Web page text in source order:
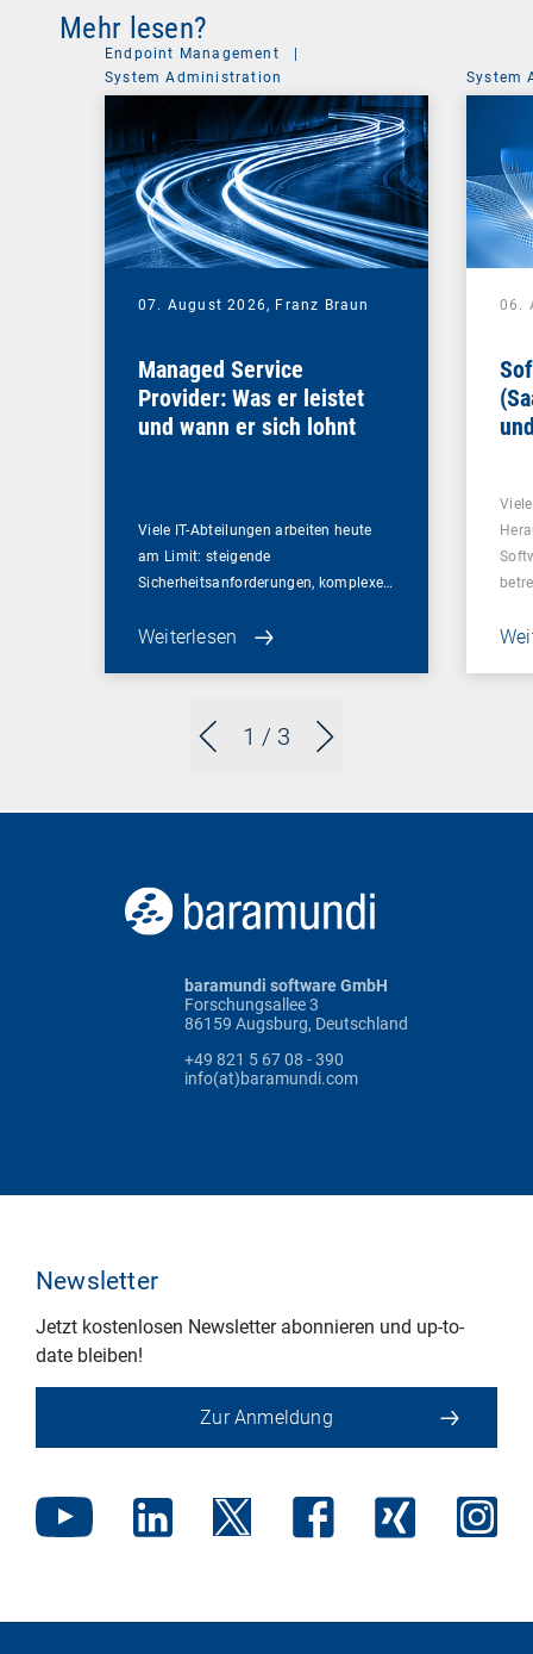
Mehr lesen?
1 / 3
Endpoint Management
System Administration
07. August 2026, Franz Braun
Managed Service
Provider: Was er leistet
und wann er sich lohnt
Viele IT-Abteilungen arbeiten heute
am Limit: steigende
Sicherheitsanforderungen, komplexe…
Weiterlesen
System
06.
baramundi software GmbH
Forschungsallee 3
86159 Augsburg, Deutschland
+49 821 5 67 08 - 390
info(at)baramundi.com
Newsletter
Jetzt kostenlosen Newsletter abonnieren und up-to-
date bleiben!
Zur Anmeldung